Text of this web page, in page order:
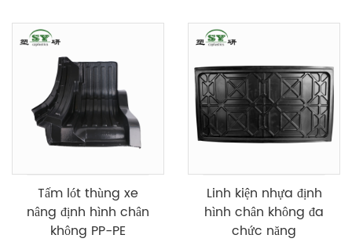
Tấm lót thùng xe
nâng định hình chân
không PP-PE
Linh kiện nhựa định
hình chân không đa
chức năng